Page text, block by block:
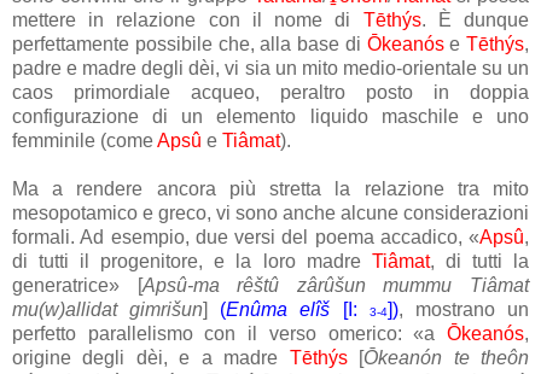
mettere in relazione con il nome di Tēthýs. È dunque
perfettamente possibile che, alla base di Ōkeanóse Tēthýs,
padre e madre degli dèi, vi sia un mito medio-orientale su un
caos primordiale acqueo, peraltro posto in doppia
configurazione di un elemento liquido maschile e uno
femminile (comeApsû e Tiâmat).
Ma a rendere ancora più stretta la relazione tra mito
mesopotamico e greco, vi sono anche alcune considerazioni
formali. Ad esempio, due versi del poema accadico, «Apsû,
di tutti il progenitore, e la loro madre Tiâmat, di tutti la
generatrice» [Apsû-ma rêštû zârûšun mummu Tiâmat
mu(w)allidat gimrišun] (Enûma elîš [I: 3-4]), mostrano un
perfetto parallelismo con il verso omerico: «a Ōkeanós,
origine degli dèi, e a madre Tēthýs[Ōkeanón te theôn